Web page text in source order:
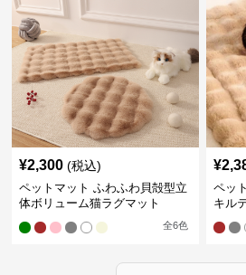
¥2,300 (税込)
ペットマット ふわふわ貝殻型立
体ボリューム猫ラグマット
全6色
¥
ペッ
キル